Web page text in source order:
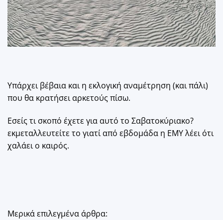
Υπάρχει βέβαια και η εκλογική αναμέτρηση (και πάλι)
που θα κρατήσει αρκετούς πίσω.
Εσείς τι σκοπό έχετε για αυτό το Σαβατοκύριακο?
εκμεταλλευτείτε το γιατί από εβδομάδα η EMY λέει ότι
χαλάει ο καιρός.
Μερικά επιλεγμένα άρθρα: